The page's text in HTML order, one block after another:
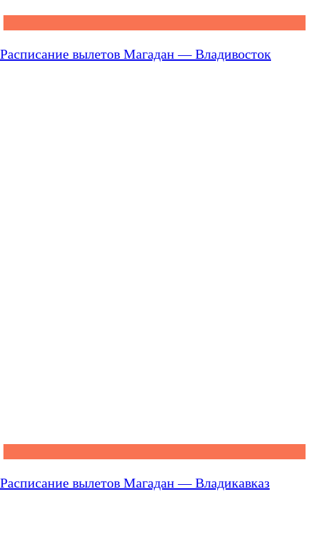
Расписание вылетов Магадан — Владивосток
Расписание вылетов Магадан — Владикавказ